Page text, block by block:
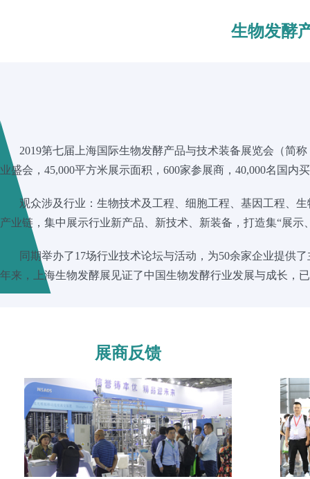
生物发酵
2019第七届上海国际生物发酵产品与技术装备展览会（简称
业盛会，45,000平方米展示面积，600家参展商，40,000名国内
观众涉及行业：生物技术及工程、细胞工程、基因工程、生
产业链，集中展示行业新产品、新技术、新装备，打造集“展
同期举办了17场行业技术论坛与活动，为50余家企业提供了
年来，上海生物发酵展见证了中国生物发酵行业发展与成长，
展商反馈